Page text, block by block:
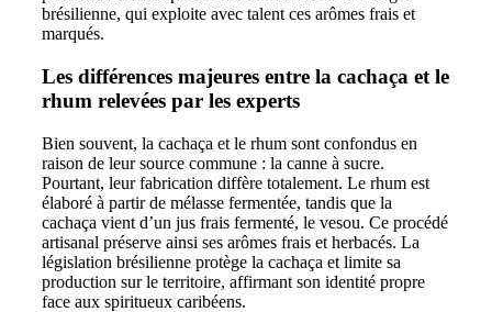
brésilienne, qui exploite avec talent ces arômes frais et
marqués.
Les différences majeures entre la cachaça et le
rhum relevées par les experts
Bien souvent, la cachaça et le rhum sont confondus en
raison de leur source commune : la canne à sucre.
Pourtant, leur fabrication diffère totalement. Le rhum est
élaboré à partir de mélasse fermentée, tandis que la
cachaça vient d’un jus frais fermenté, le vesou. Ce procédé
artisanal préserve ainsi ses arômes frais et herbacés. La
législation brésilienne protège la cachaça et limite sa
production sur le territoire, affirmant son identité propre
face aux spiritueux caribéens.